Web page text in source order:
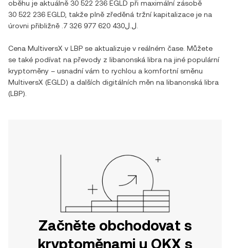
oběhu je aktuálně 30 522 236 EGLD při maximální zásobě
30 522 236 EGLD , takže plně zředěná tržní kapitalizace je na
úrovni přibližně
.ل.ل7 326 977 620 430
Cena MultiversX v LBP se aktualizuje v reálném čase. Můžete
se také podívat na převody z libanonská libra na jiné populární
kryptoměny – usnadní vám to rychlou a komfortní směnu
MultiversX (EGLD) a dalších digitálních měn na libanonská libra
(LBP).
Začněte obchodovat s
kryptoměnami u OKX s